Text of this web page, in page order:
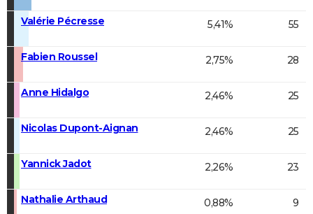
Valérie Pécresse 5,41% 55
Fabien Roussel 2,75% 28
Anne Hidalgo 2,46% 25
Nicolas Dupont-Aignan 2,46% 25
Yannick Jadot 2,26% 23
Nathalie Arthaud 0,88% 9